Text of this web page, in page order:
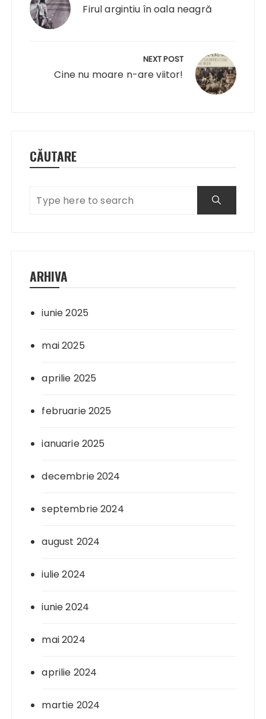
articole Firul argintiu în oala neagră
NEXT POST
Cine nu moare n-are viitor!
CĂUTARE
ARHIVA
iunie 2025
mai 2025
aprilie 2025
februarie 2025
ianuarie 2025
decembrie 2024
septembrie 2024
august 2024
iulie 2024
iunie 2024
mai 2024
aprilie 2024
martie 2024